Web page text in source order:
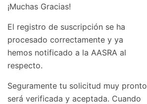
¡Muchas Gracias!
El registro de suscripción se ha
procesado correctamente y ya
hemos notificado a la AASRA al
respecto.
Seguramente tu solicitud muy pronto
será verificada y aceptada. Cuando